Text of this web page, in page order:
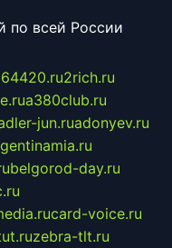
по всей России
2rich.ru
a380club.ru
jun.ruadonyev.ru
belgorod-day.ru
card-voice.ru
zebra-tlt.ru